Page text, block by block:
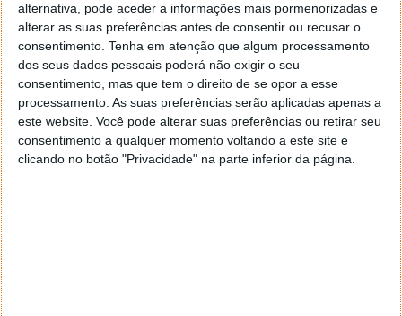
alternativa, pode aceder a informações mais pormenorizadas e
alterar as suas preferências antes de consentir ou recusar o
consentimento. Tenha em atenção que algum processamento
dos seus dados pessoais poderá não exigir o seu
consentimento, mas que tem o direito de se opor a esse
processamento. As suas preferências serão aplicadas apenas a
este website. Você pode alterar suas preferências ou retirar seu
consentimento a qualquer momento voltando a este site e
clicando no botão "Privacidade" na parte inferior da página.